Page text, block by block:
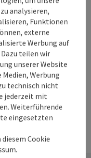
es sind alle herzlich
analysieren,
Funktionen
externe
Werbung auf
teilen wir
unserer Website
Werbung
technisch nicht
jederzeit mit
Weiterführende
eingesetzten
Cookie